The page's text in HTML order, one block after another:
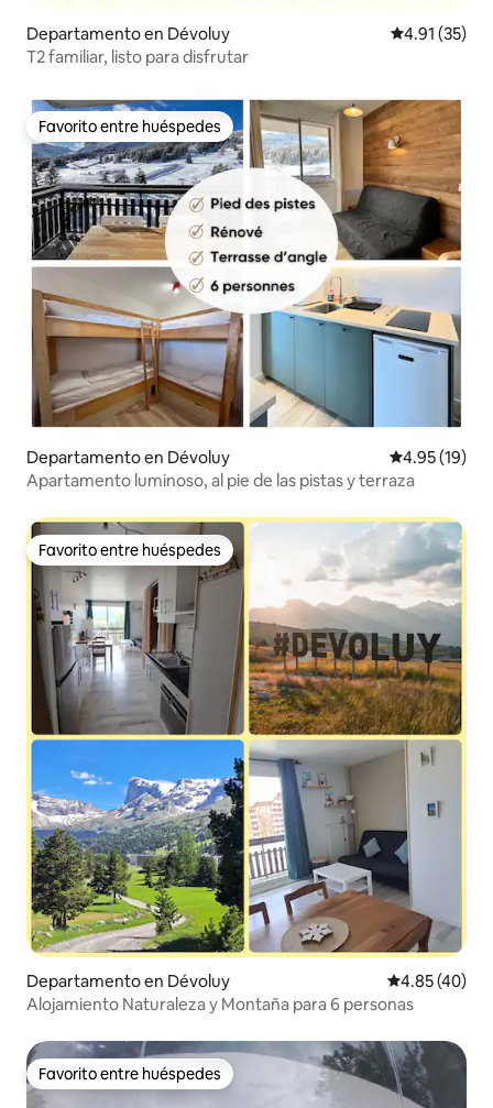
Departamento en Dévoluy Calificación
4.91 (35)
T2 familiar, listo para disfrutar
Favorito entre huéspedes
Favorito entre huéspedes
Departamento en Dévoluy Calificación
4.95 (19)
Apartamento luminoso, al pie de las pistas y terraza
Favorito entre huéspedes
Favorito entre huéspedes
Departamento en Dévoluy Calificación
4.85 (40)
Alojamiento Naturaleza y Montaña para 6 personas
Favorito entre huéspedes
Favorito entre huéspedes